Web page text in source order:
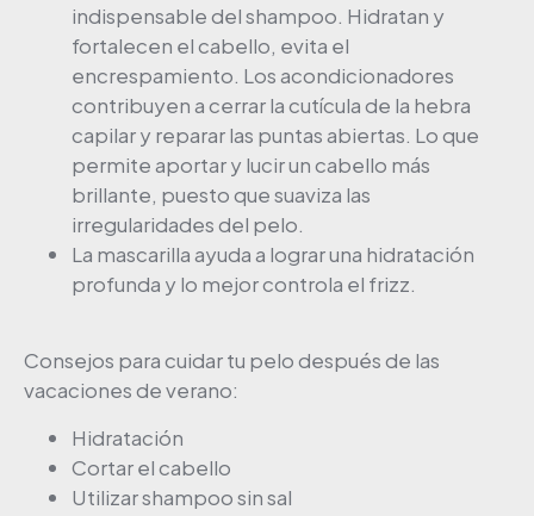
indispensable del shampoo. Hidratan y
fortalecen el cabello, evita el
encrespamiento. Los acondicionadores
contribuyen a cerrar la cutícula de la hebra
capilar y reparar las puntas abiertas. Lo que
permite aportar y lucir un cabello más
brillante, puesto que suaviza las
irregularidades del pelo.
La mascarilla ayuda a lograr una hidratación
profunda y lo mejor controla el frizz.
Consejos para cuidar tu pelo después de las
vacaciones de verano:
Hidratación
Cortar el cabello
Utilizar shampoo sin sal